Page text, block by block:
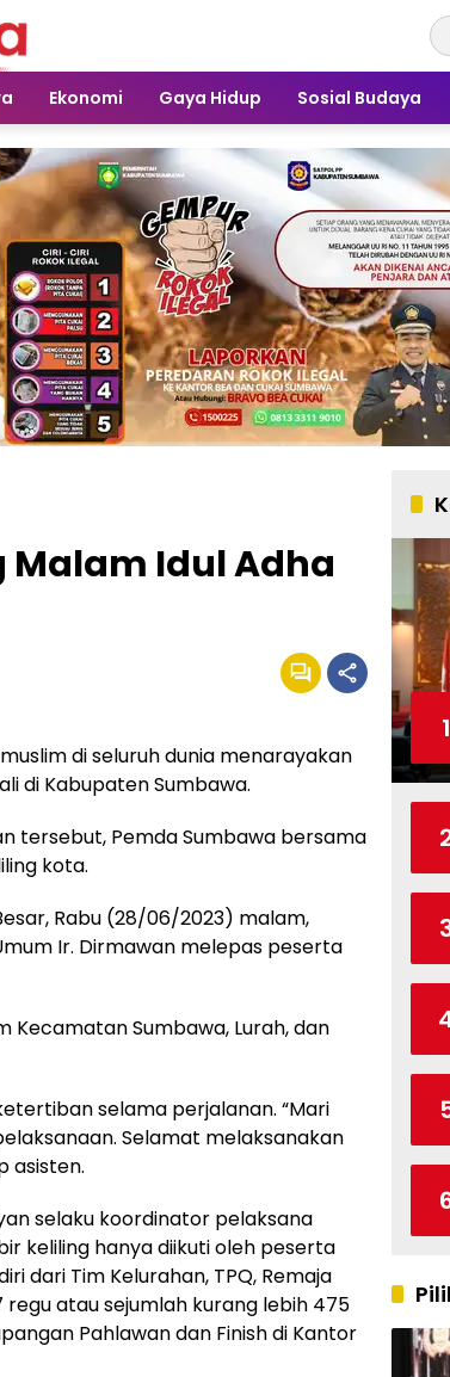
Ekonomi Gaya Hidup Sosial Budaya
Malam Idul Adha
di seluruh dunia menarayakan
di Kabupaten Sumbawa.
tersebut, Pemda Sumbawa bersama
kota.
Rabu (28/06/2023) malam,
Ir. Dirmawan melepas peserta
Kecamatan Sumbawa, Lurah, dan
selama perjalanan. “Mari
Selamat melaksanakan
asisten.
selaku koordinator pelaksana
keliling hanya diikuti oleh peserta
dari Tim Kelurahan, TPQ, Remaja
regu atau sejumlah kurang lebih 475
Pahlawan dan Finish di Kantor
1